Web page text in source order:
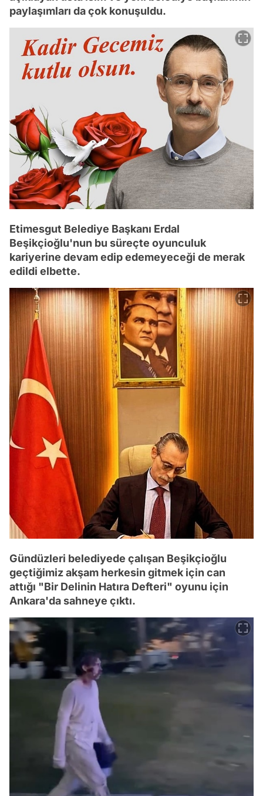
paylaşımları da çok konuşuldu.
Etimesgut Belediye Başkanı Erdal
Beşikçioğlu'nun bu süreçte oyunculuk
kariyerine devam edip edemeyeceği de merak
edildi elbette.
Gündüzleri belediyede çalışan Beşikçioğlu
geçtiğimiz akşam herkesin gitmek için can
attığı "Bir Delinin Hatıra Defteri" oyunu için
Ankara'da sahneye çıktı.